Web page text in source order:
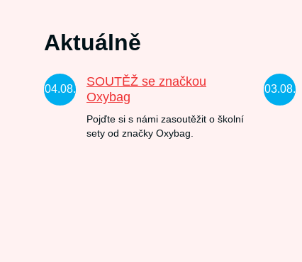
Aktuálně
04.08.
SOUTĚŽ se značkou
Oxybag
Pojďte si s námi zasoutěžit o školní
sety od značky Oxybag.
03.08.